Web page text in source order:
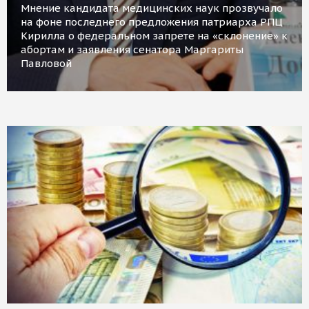
Мнение кандидата медицинских наук прозвучало
на фоне последнего предложения патриарха РПЦ
Кирилла о федеральном запрете на «склонение» к
абортам и заявления сенатора Маргариты
Павловой